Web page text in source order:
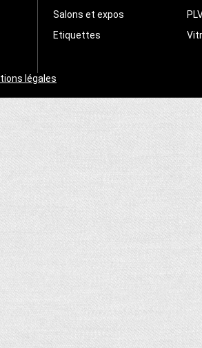
Salons et expos
Etiquettes
légales